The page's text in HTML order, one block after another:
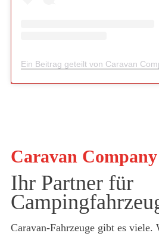
Caravan
Ihr Partner für
Caravan-Fahrzeuge gibt es